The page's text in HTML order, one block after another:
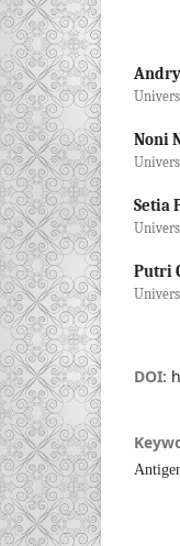
Noni
Setia
Putri
DOI: